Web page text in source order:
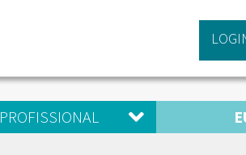
PROFISSIONAL